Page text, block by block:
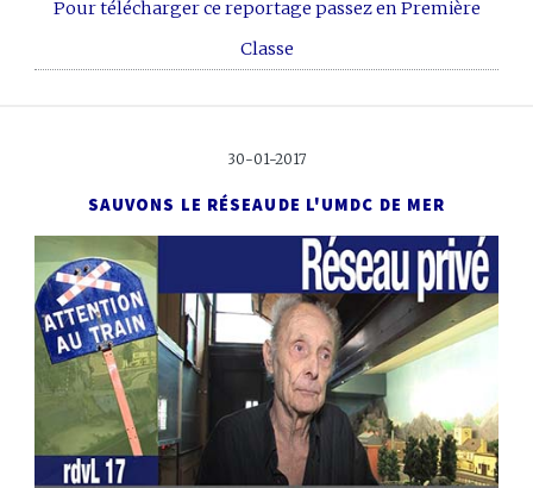
Pour télécharger ce reportage passez en Première
Classe
30-01-2017
SAUVONS LE RÉSEAU DE L'UMDC DE MER